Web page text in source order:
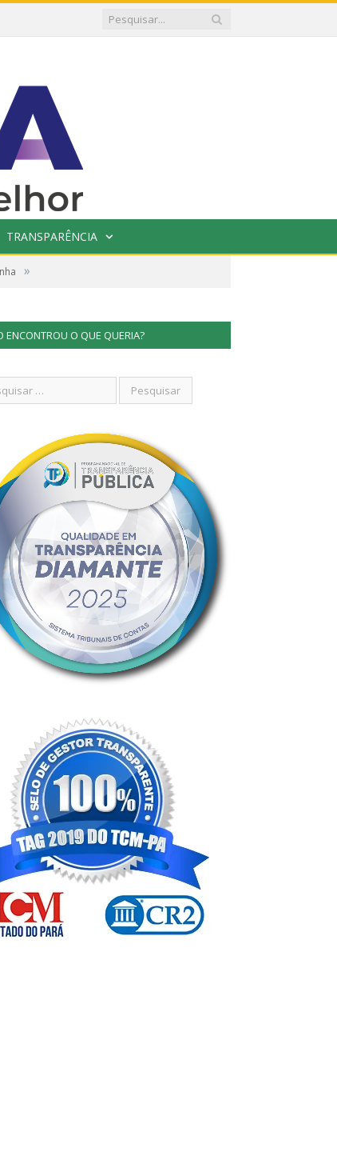
TRANSPARÊNCIA
»
ENCONTROU O QUE QUERIA?